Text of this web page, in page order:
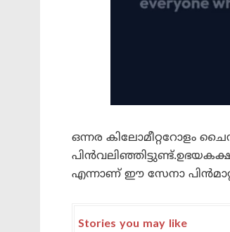
ഒന്നര കിലോമീറ്ററോളം
എന്നാണ് ഈ സേനാ
Stories you may like